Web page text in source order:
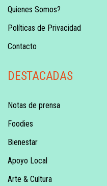
Quienes Somos?
Políticas de Privacidad
Contacto
DESTACADAS
Notas de prensa
Foodies
Bienestar
Apoyo Local
Arte & Cultura